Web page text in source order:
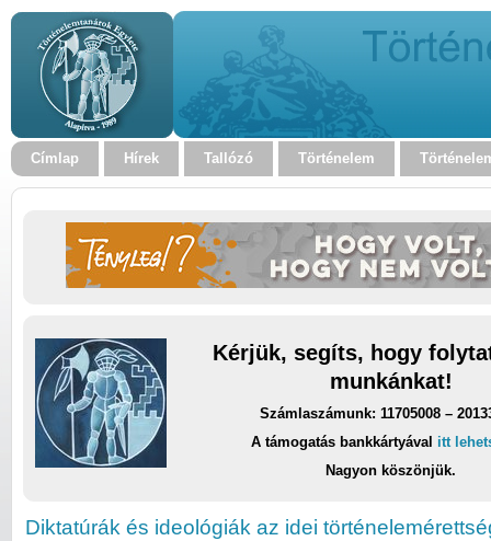
Címlap Hírek Tallózó Történelem
Kérjük, segíts, hogy
munkánkat!
Számlaszámunk: 11705008 –
A támogatás bankkártyával itt
Nagyon köszönjük.
Diktatúrák és ideológiák az idei